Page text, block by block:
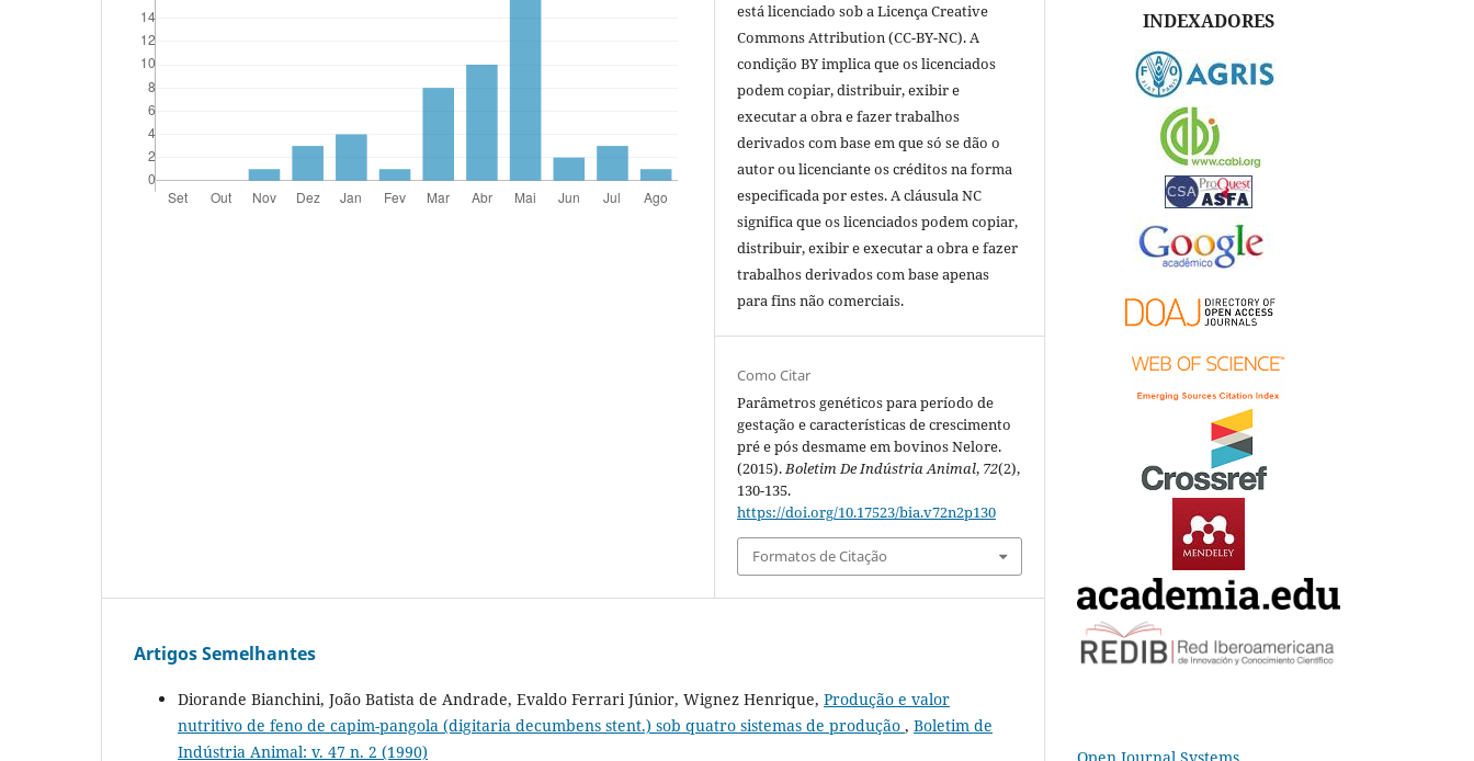
está licenciado sob a Licença Creative
Commons Attribution (CC-BY-NC). A
condição BY implica que os licenciados
podem copiar, distribuir, exibir e
executar a obra e fazer trabalhos
derivados com base em que só se dão o
autor ou licenciante os créditos na forma
especificada por estes. A cláusula NC
significa que os licenciados podem copiar,
distribuir, exibir e executar a obra e fazer
trabalhos derivados com base apenas
para fins não comerciais.
Como Citar
Parâmetros genéticos para período de
gestação e características de crescimento
pré e pós desmame em bovinos Nelore.
(2015).Boletim De Indústria Animal, 72(2),
130-135.
https://doi.org/10.17523/bia.v72n2p130
Formatos de Citação
Artigos Semelhantes
Diorande Bianchini, João Batista de Andrade, Evaldo Ferrari Júnior, Wignez Henrique, Produção e valor
nutritivo de feno de capim-pangola (digitaria decumbens stent.) sob quatro sistemas de produção , Boletim de
Indústria Animal: v. 47 n. 2 (1990)
INDEXADORES